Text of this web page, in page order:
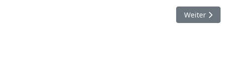
Nächster
Weiter